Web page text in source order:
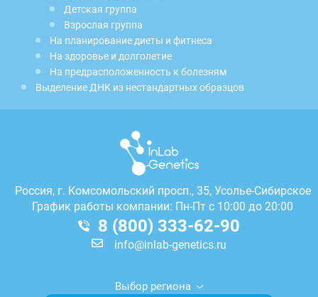
Детская группа
Взрослая группа
На планирование диеты и фитнеса
На здоровье и долголетие
На предрасположенность к болезням
Выделение ДНК из нестандартных образцов
Россия, г. Комсомольский просп., 35, Усолье-Сибирское
График работы компании: Пн-Пт с 10:00 до 20:00
8 (800) 333-62-90
info@inlab-genetics.ru
Выбор региона